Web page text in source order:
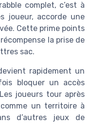
complet, c’est à
joueur, accorde une
Cette prime points
la prise de
sac.
rapidement un
bloquer un accès
joueurs tour après
un territoire à
d’autres jeux de